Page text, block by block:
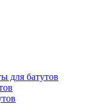
для батутов